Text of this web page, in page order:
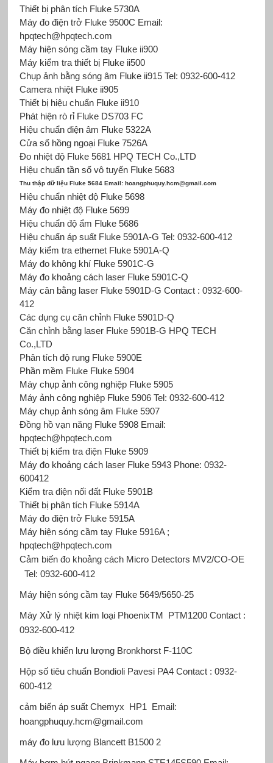
Thiết bị phân tích Fluke 5730A
Máy đo điện trở Fluke 9500C Email:
hpqtech@hpqtech.com
Máy hiện sóng cầm tay Fluke ii900
Máy kiểm tra thiết bị Fluke ii500
Chụp ảnh bằng sóng âm Fluke ii915 Tel: 0932-600-412
Camera nhiệt Fluke ii905
Thiết bị hiệu chuẩn Fluke ii910
Phát hiện rò rỉ Fluke DS703 FC
Hiệu chuẩn điện âm Fluke 5322A
Cửa sổ hồng ngoại Fluke 7526A
Đo nhiệt độ Fluke 5681 HPQ TECH Co.,LTD
Hiệu chuẩn tần số vô tuyến Fluke 5683
Thu thập dữ liệu Fluke 5684 Email: hoangphuquy.hcm@gmail.com
Hiệu chuẩn nhiệt độ Fluke 5698
Máy đo nhiệt độ Fluke 5699
Hiệu chuẩn độ ẩm Fluke 5686
Hiệu chuẩn áp suất Fluke 5901A-G Tel: 0932-600-412
Máy kiểm tra ethernet Fluke 5901A-Q
Máy đo không khí Fluke 5901C-G
Máy đo khoảng cách laser Fluke 5901C-Q
Máy cân bằng laser Fluke 5901D-G Contact : 0932-600-
412
Các dụng cụ căn chỉnh Fluke 5901D-Q
Căn chỉnh bằng laser Fluke 5901B-G HPQ TECH
Co.,LTD
Phân tích độ rung Fluke 5900E
Phần mềm Fluke Fluke 5904
Máy chụp ảnh công nghiệp Fluke 5905
Máy ảnh công nghiệp Fluke 5906 Tel: 0932-600-412
Máy chụp ảnh sóng âm Fluke 5907
Đồng hồ vạn năng Fluke 5908 Email:
hpqtech@hpqtech.com
Thiết bị kiểm tra điện Fluke 5909
Máy đo khoảng cách laser Fluke5943 Phone: 0932-
600412
Kiểm tra điện nối đất Fluke 5901B
Thiết bị phân tích Fluke 5914A
Máy đo điện trở Fluke 5915A
Máy hiện sóng cầm tay Fluke 5916A ;
hpqtech@hpqtech.com
Cảm biến đo khoảng cách Micro Detectors MV2/CO-OE
Tel: 0932-600-412
Máy hiện sóng cầm tay Fluke5649/5650-25
Máy Xử lý nhiệt kim loại PhoenixTM PTM1200 Contact :
0932-600-412
Bộ điều khiển lưu lượng BronkhorstF-110C
Hộp số tiêu chuẩn Bondioli PavesiPA4 Contact : 0932-
600-412
cảm biến áp suất Chemyx HP1 Email:
hoangphuquy.hcm@gmail.com
máy đo lưu lượng BlancettB1500 2